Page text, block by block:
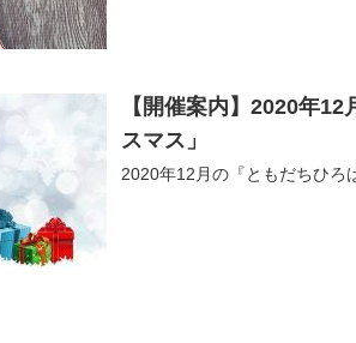
【開催案内】2020年
スマス」
2020年12月の『ともだちひろ